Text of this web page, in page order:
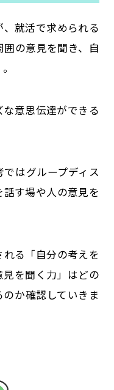
就活で求められる
の意見を聞き、自
意思伝達ができる
はグループディス
す場や人の意見を
る「自分の考えを
を聞く力」はどの
か確認していきま